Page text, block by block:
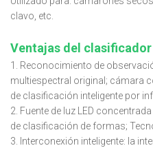
clavo, etc.
Ventajas del
1. Reconocimiento de
multiespectral original; cámara
de clasificación inteligente por
2. Fuente de luz LED
de clasificación de formas;
3. Interconexión inteligente: la